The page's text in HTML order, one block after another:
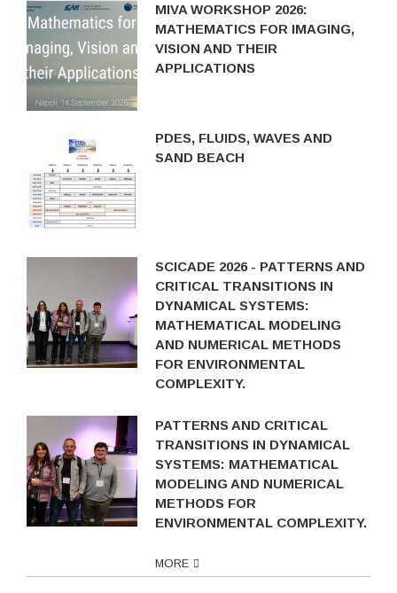
MIVA WORKSHOP 2026:
MATHEMATICS FOR IMAGING,
VISION AND THEIR
APPLICATIONS
PDES, FLUIDS, WAVES AND
SAND BEACH
SCICADE 2026 - PATTERNS AND
CRITICAL TRANSITIONS IN
DYNAMICAL SYSTEMS:
MATHEMATICAL MODELING
AND NUMERICAL METHODS
FOR ENVIRONMENTAL
COMPLEXITY.
PATTERNS AND CRITICAL
TRANSITIONS IN DYNAMICAL
SYSTEMS: MATHEMATICAL
MODELING AND NUMERICAL
METHODS FOR
ENVIRONMENTAL COMPLEXITY.
MORE